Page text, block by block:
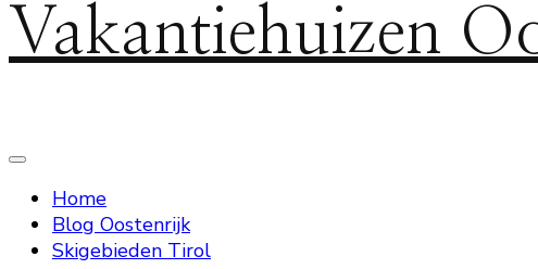
Vakantiehuizen
Home
Blog Oostenrijk
Skigebieden Tirol